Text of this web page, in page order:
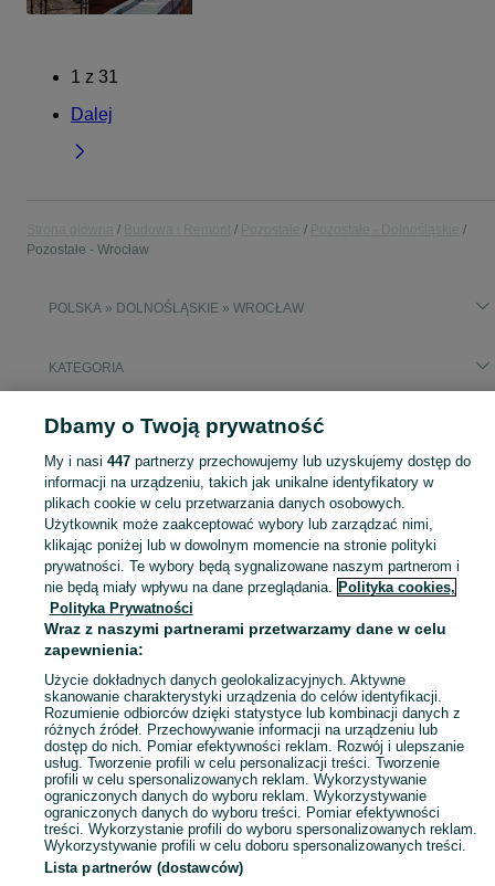
1 z 31
Dalej
Pozostałe - Wrocław
POLSKA » DOLNOŚLĄSKIE » WROCŁAW
KATEGORIA
Popularne wyszukiwania
Sprzedaż pozostałych artykułów budowlanych i remontowych Wrocław ▶️ Szeroki wybór ✅ Nowe i używane w atrakcyjnych cenach ✌ Sprawdź oferty na OLX.pl!
Mapa kategorii
Mapa miejscowości
Mapa ministron
Popularne wyszukiwania
Dbamy o Twoją prywatność
My i nasi 447partnerzy przechowujemy lub uzyskujemy dostęp do
informacji na urządzeniu, takich jak unikalne identyfikatory w
plikach cookie w celu przetwarzania danych osobowych.
Użytkownik może zaakceptować wybory lub zarządzać nimi,
klikając poniżej lub w dowolnym momencie na stronie polityki
prywatności. Te wybory będą sygnalizowane naszym partnerom i
nie będą miały wpływu na dane przeglądania. Polityka cookies,
Polityka Prywatności
Wraz z naszymi partnerami przetwarzamy dane w celu
zapewnienia:
Użycie dokładnych danych geolokalizacyjnych. Aktywne
skanowanie charakterystyki urządzenia do celów identyfikacji.
Rozumienie odbiorców dzięki statystyce lub kombinacji danych z
różnych źródeł. Przechowywanie informacji na urządzeniu lub
dostęp do nich. Pomiar efektywności reklam. Rozwój i ulepszanie
usług. Tworzenie profili w celu personalizacji treści. Tworzenie
profili w celu spersonalizowanych reklam. Wykorzystywanie
ograniczonych danych do wyboru reklam. Wykorzystywanie
ograniczonych danych do wyboru treści. Pomiar efektywności
treści. Wykorzystanie profili do wyboru spersonalizowanych reklam.
Wykorzystywanie profili w celu doboru spersonalizowanych treści.
Lista partnerów (dostawców)